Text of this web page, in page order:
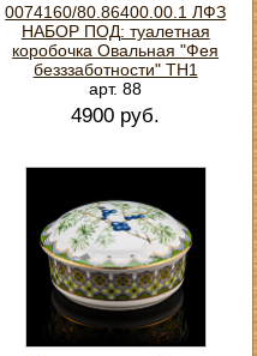
0074160/80.86400.00.1 ЛФЗ
НАБОР ПОД: туалетная
коробочка Овальная "Фея
безззаботности" ТН1
арт. 88
4900 руб.